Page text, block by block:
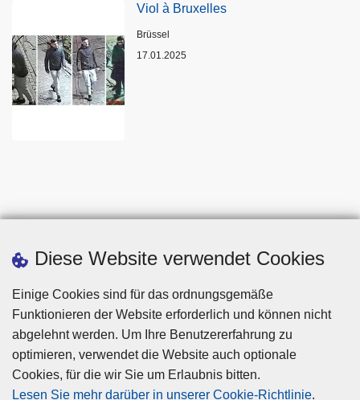
Diese Website verwendet Cookies
Einige Cookies sind für das ordnungsgemäße
Funktionieren der Website erforderlich und können nicht
abgelehnt werden. Um Ihre Benutzererfahrung zu
optimieren, verwendet die Website auch optionale
Cookies, für die wir Sie um Erlaubnis bitten.
Lesen Sie mehr darüber in unserer Cookie-Richtlinie.
Viol à Bruxelles
Standort
Brüssel
17.01.2025
Disclaimer